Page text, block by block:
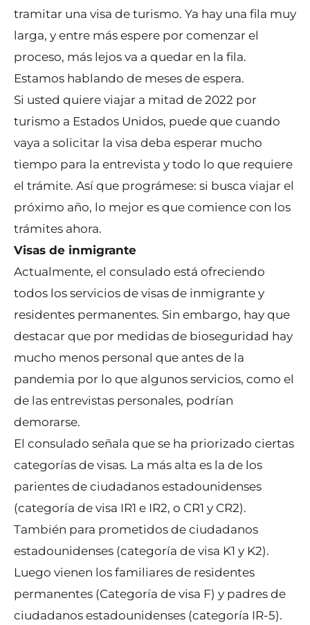
tramitar una visa de turismo. Ya hay una fila muy
larga, y entre más espere por comenzar el
proceso, más lejos va a quedar en la fila.
Estamos hablando de meses de espera.
Si usted quiere viajar a mitad de 2022 por
turismo a Estados Unidos, puede que cuando
vaya a solicitar la visa deba esperar mucho
tiempo para la entrevista y todo lo que requiere
el trámite. Así que prográmese: si busca viajar el
próximo año, lo mejor es que comience con los
trámites ahora.
Visas de inmigrante
Actualmente, el consulado está ofreciendo
todos los servicios de visas de inmigrante y
residentes permanentes. Sin embargo, hay que
destacar que por medidas de bioseguridad hay
mucho menos personal que antes de la
pandemia por lo que algunos servicios, como el
de las entrevistas personales, podrían
demorarse.
El consulado señala que se ha priorizado ciertas
categorías de visas. La más alta es la de los
parientes de ciudadanos estadounidenses
(categoría de visa IR1 e IR2, o CR1 y CR2).
También para prometidos de ciudadanos
estadounidenses (categoría de visa K1 y K2).
Luego vienen los familiares de residentes
permanentes (Categoría de visa F) y padres de
ciudadanos estadounidenses (categoría IR-5).